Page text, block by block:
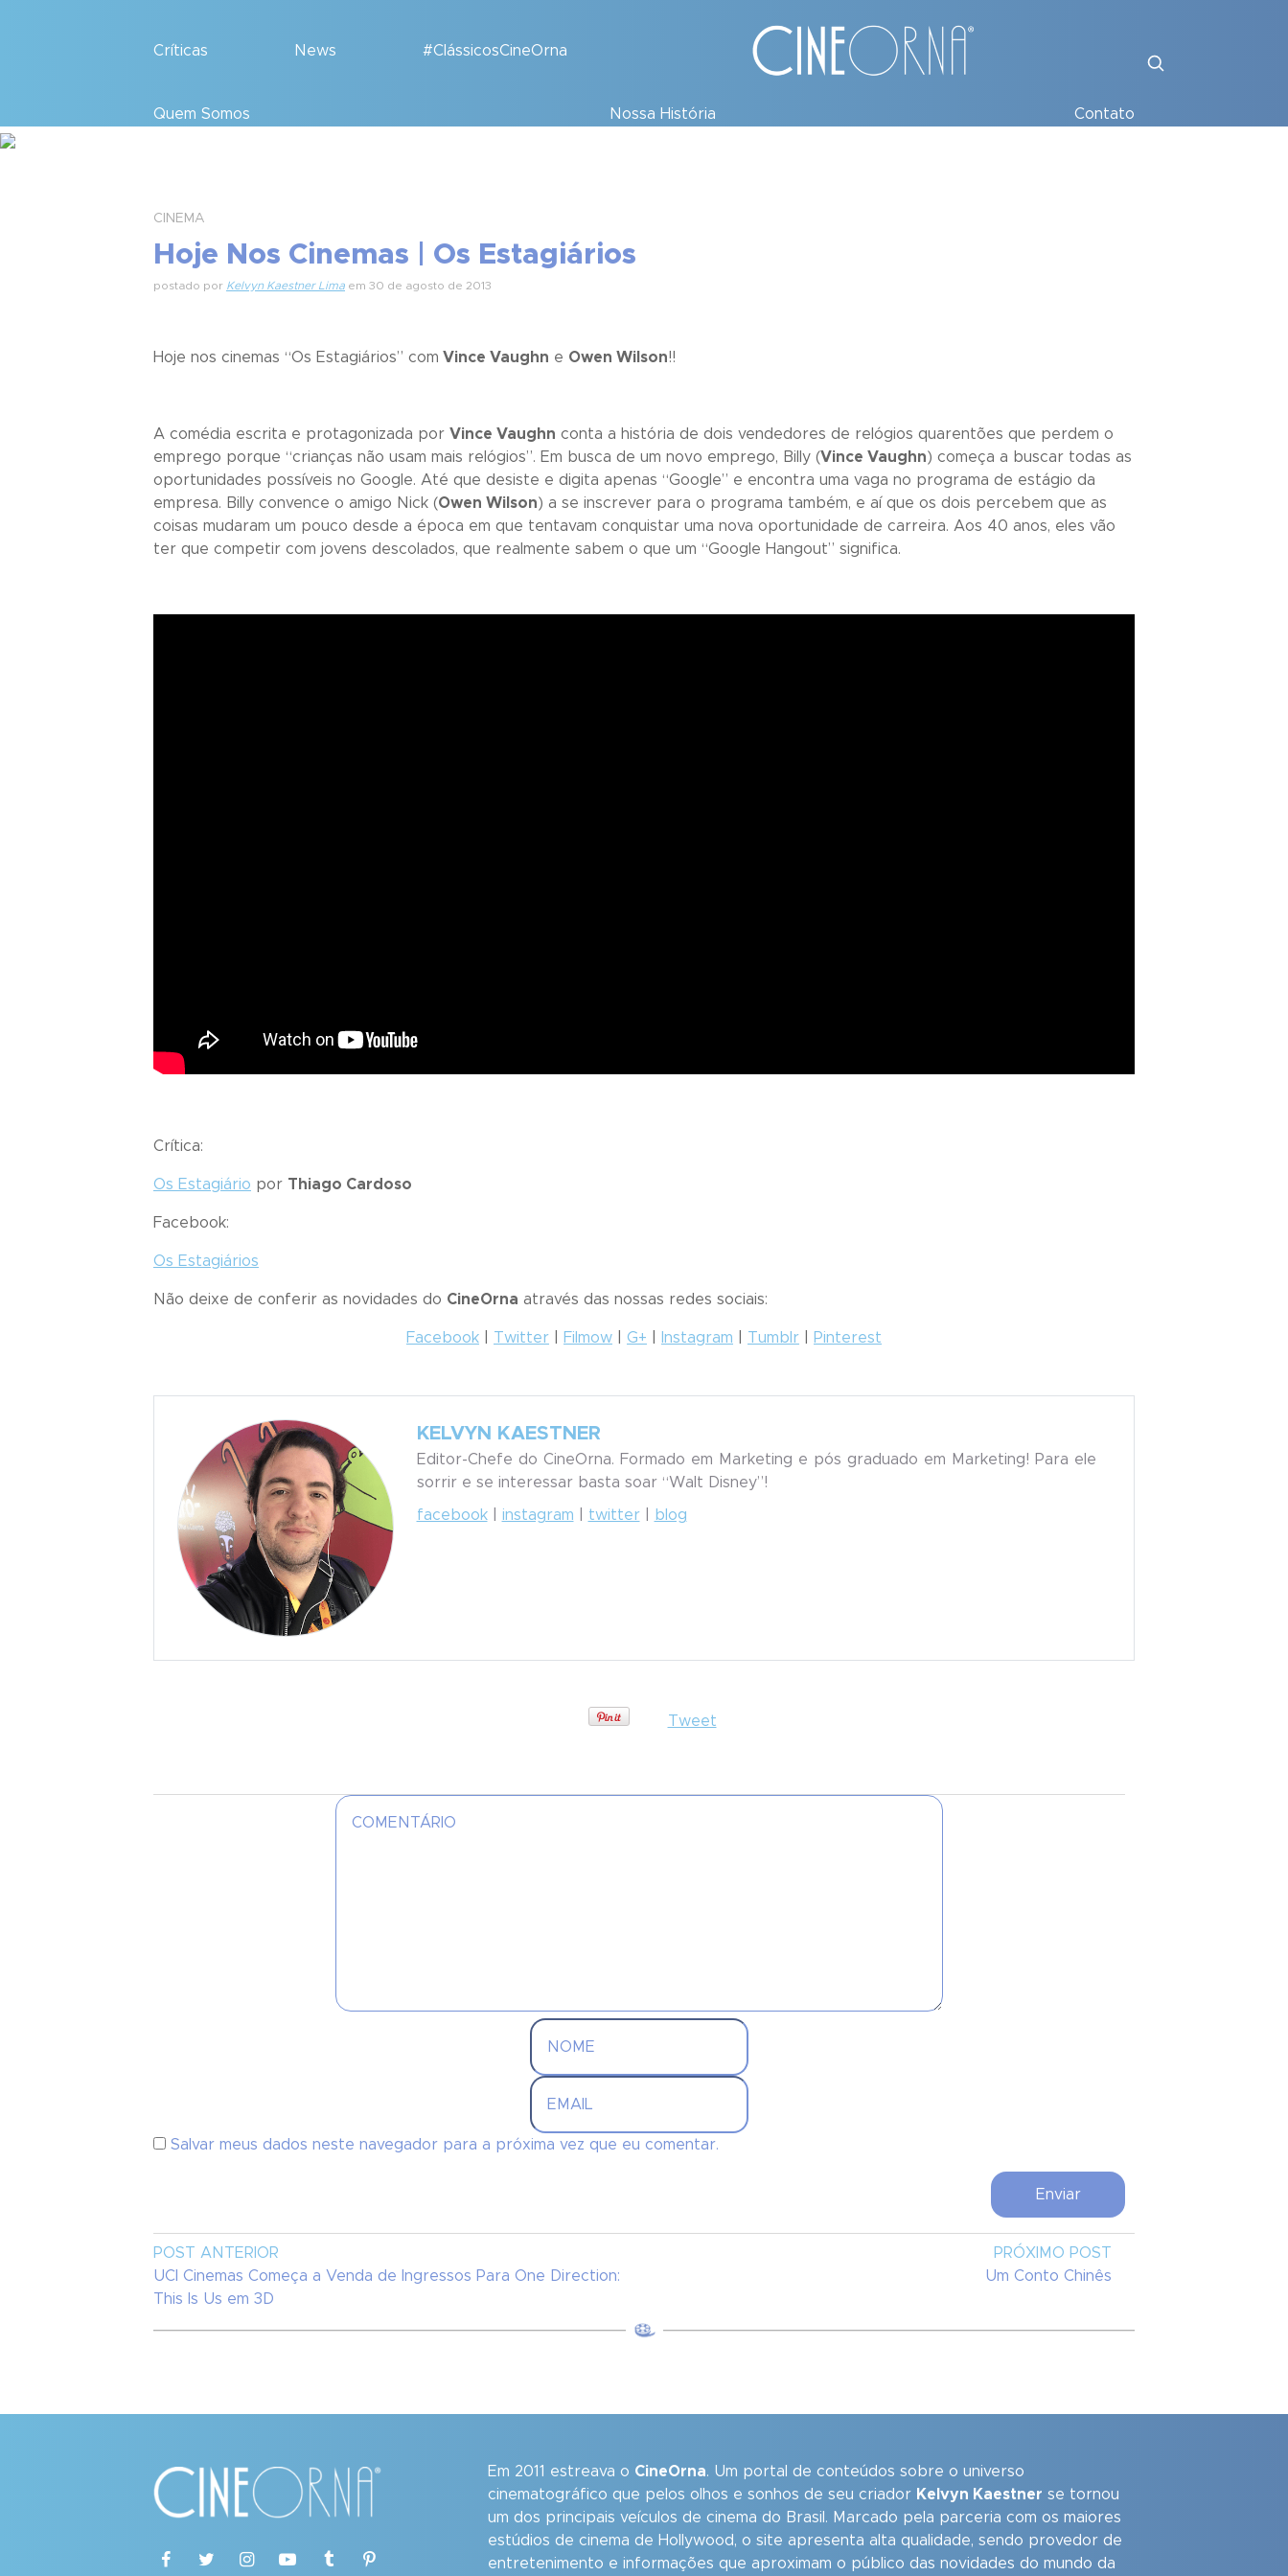
Críticas News #ClássicosCineOrna
Quem Somos Nossa História Contato
CINEMA
Hoje Nos Cinemas | Os Estagiários
postado por Kelvyn Kaestner Lima em 30 de agosto de 2013
Hoje nos cinemas “Os Estagiários” com Vince Vaughn e Owen Wilson!!
A comédia escrita e protagonizada por Vince Vaughn conta a história de dois vendedores de relógios quarentões que perdem o
emprego porque “crianças não usam mais relógios”. Em busca de um novo emprego, Billy (Vince Vaughn) começa a buscar todas as
oportunidades possíveis no Google. Até que desiste e digita apenas “Google” e encontra uma vaga no programa de estágio da
empresa. Billy convence o amigo Nick (Owen Wilson) a se inscrever para o programa também, e aí que os dois percebem que as
coisas mudaram um pouco desde a época em que tentavam conquistar uma nova oportunidade de carreira. Aos 40 anos, eles vão
ter que competir com jovens descolados, que realmente sabem o que um “Google Hangout” significa.
Crítica:
Os Estagiário por Thiago Cardoso
Facebook:
Os Estagiários
Não deixe de conferir as novidades do CineOrna através das nossas redes sociais:
Facebook Twitter Filmow G+ Instagram Tumblr Pinterest
KELVYN KAESTNER
Editor-Chefe do CineOrna. Formado em Marketing e pós graduado em Marketing! Para ele
sorrir e se interessar basta soar “Walt Disney”!
facebook| instagram twitter| blog
Tweet
Salvar meus dados neste navegador para a próxima vez que eu comentar.
POST ANTERIOR
UCI Cinemas Começa a Venda de Ingressos Para One Direction:
This Is Us em 3D
PRÓXIMO POST
Um Conto Chinês
Em 2011 estreava o CineOrna. Um portal de conteúdos sobre o universo
cinematográfico que pelos olhos e sonhos de seu criador Kelvyn Kaestner se tornou
um dos principais veículos de cinema do Brasil. Marcado pela parceria com os maiores
estúdios de cinema de Hollywood, o site apresenta alta qualidade, sendo provedor de
entretenimento e informações que aproximam o público das novidades do mundo da